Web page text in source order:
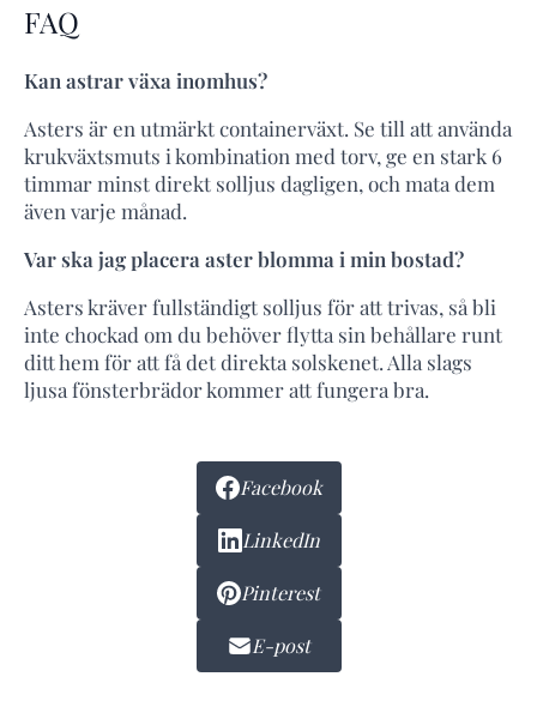
FAQ
Kan astrar växa inomhus?
Asters är en utmärkt containerväxt. Se till att använda
krukväxtsmuts i kombination med torv, ge en stark 6
timmar minst direkt solljus dagligen, och mata dem
även varje månad.
Var ska jag placera aster blomma i min bostad?
Asters kräver fullständigt solljus för att trivas, så bli
inte chockad om du behöver flytta sin behållare runt
ditt hem för att få det direkta solskenet. Alla slags
ljusa fönsterbrädor kommer att fungera bra.
Facebook
LinkedIn
Pinterest
E-post